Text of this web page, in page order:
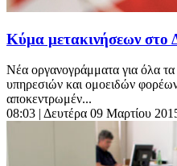
Κύμα μετακινήσεων στο
Νέα οργανογράμματα για όλα
υπηρεσιών και ομοειδών
αποκεντρωμέν...
08:03 | Δευτέρα 09 Μαρτίου